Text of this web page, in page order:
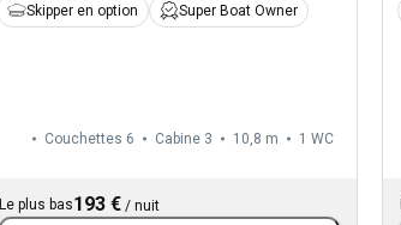
Skipper en option Super Boat Owner
Couchettes 6 Cabine 3 10,8 m 1 WC
Le plus bas193 €/ nuit